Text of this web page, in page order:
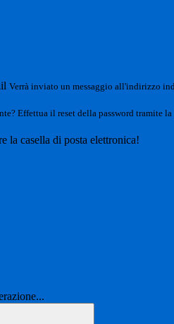
Verrà inviato un messaggio all'indirizzo
Effettua il reset della password tramite la
la casella di posta elettronica!